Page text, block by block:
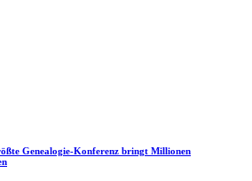
Genealogie-Konferenz bringt Millionen